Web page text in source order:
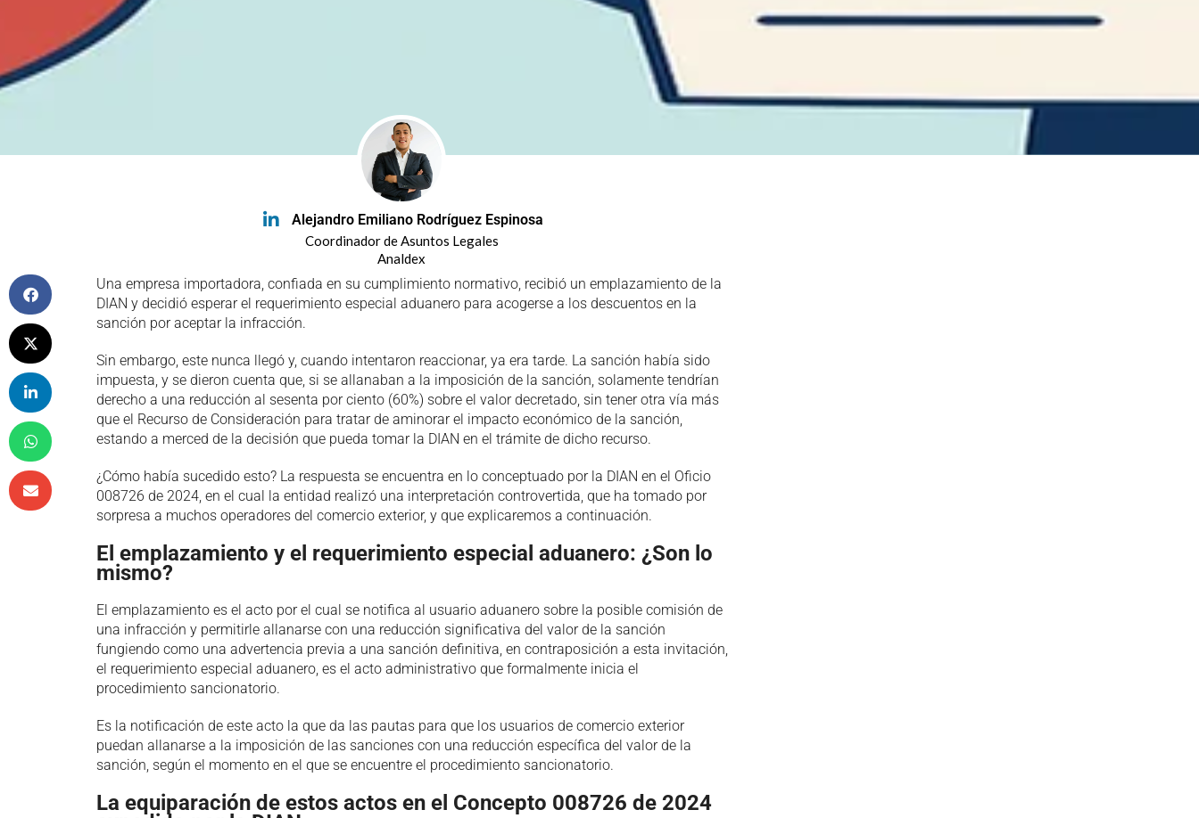
Alejandro Emiliano Rodríguez Espinosa
Coordinador de Asuntos Legales
Analdex
Una empresa importadora, confiada en su cumplimiento normativo, recibió un emplazamiento de la
DIAN y decidió esperar el requerimiento especial aduanero para acogerse a los descuentos en la
sanción por aceptar la infracción.
Sin embargo, este nunca llegó y, cuando intentaron reaccionar, ya era tarde. La sanción había sido
impuesta, y se dieron cuenta que, si se allanaban a la imposición de la sanción, solamente tendrían
derecho a una reducción al sesenta por ciento (60%) sobre el valor decretado, sin tener otra vía más
que el Recurso de Consideración para tratar de aminorar el impacto económico de la sanción,
estando a merced de la decisión que pueda tomar la DIAN en el trámite de dicho recurso.
¿Cómo había sucedido esto? La respuesta se encuentra en lo conceptuado por la DIAN en el Oficio
008726 de 2024, en el cual la entidad realizó una interpretación controvertida, que ha tomado por
sorpresa a muchos operadores del comercio exterior, y que explicaremos a continuación.
El emplazamiento y el requerimiento especial aduanero: ¿Son lo
mismo?
El emplazamiento es el acto por el cual se notifica al usuario aduanero sobre la posible comisión de
una infracción y permitirle allanarse con una reducción significativa del valor de la sanción
fungiendo como una advertencia previa a una sanción definitiva, en contraposición a esta invitación,
el requerimiento especial aduanero, es el acto administrativo que formalmente inicia el
procedimiento sancionatorio.
Es la notificación de este acto la que da las pautas para que los usuarios de comercio exterior
puedan allanarse a la imposición de las sanciones con una reducción específica del valor de la
sanción, según el momento en el que se encuentre el procedimiento sancionatorio.
La equiparación de estos actos en el Concepto 008726 de 2024